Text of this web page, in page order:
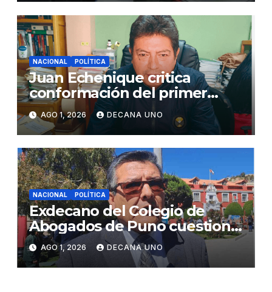
NACIONAL POLÍTICA
Juan Echenique critica
conformación del primer
gabinete ministerial de Keiko
Fujimori
AGO 1, 2026 DECANA UNO
NACIONAL POLÍTICA
Exdecano del Colegio de
Abogados de Puno cuestiona
propuestas sobre seguridad
ciudadana
AGO 1, 2026 DECANA UNO